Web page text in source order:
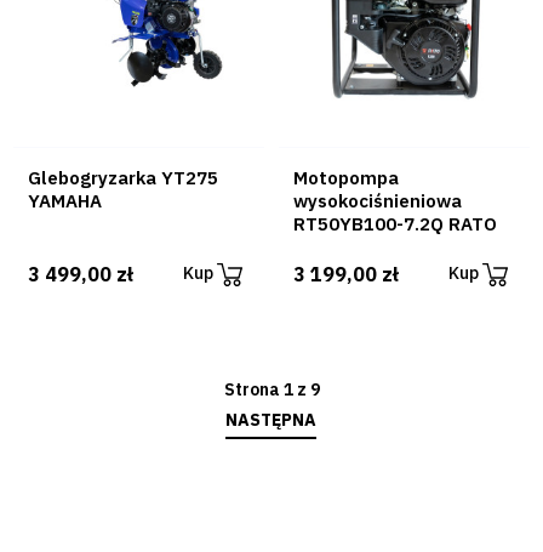
Glebogryzarka YT275
YAMAHA
3 499,00 zł Kup
Motopompa
wysokociśnieniowa
RT50YB100-7.2Q RATO
3 199,00 zł Kup
Strona 1 z 9
NASTĘPNA